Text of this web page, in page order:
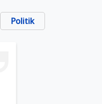
Politik